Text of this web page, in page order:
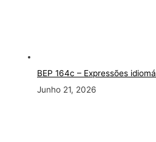
BEP 164c – Expressões
Junho 21, 2026